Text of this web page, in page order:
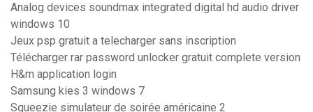
Analog devices soundmax integrated digital hd audio driver
windows 10
Jeux psp gratuit a telecharger sans inscription
Télécharger rar password unlocker gratuit complete version
H&m application login
Samsung kies 3 windows 7
Squeezie simulateur de soirée américaine 2